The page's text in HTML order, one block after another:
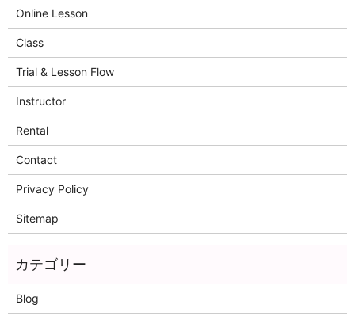
Online Lesson
Class
Trial & Lesson Flow
Instructor
Rental
Contact
Privacy Policy
Sitemap
Blog